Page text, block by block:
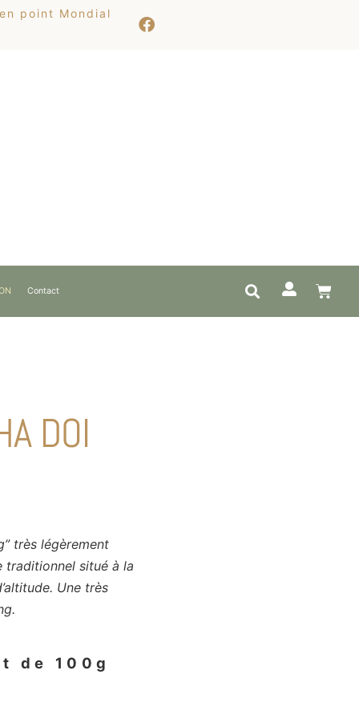
point Mondial
Contact
DOI
très légèrement
traditionnel situé à la
Une très
de 100g